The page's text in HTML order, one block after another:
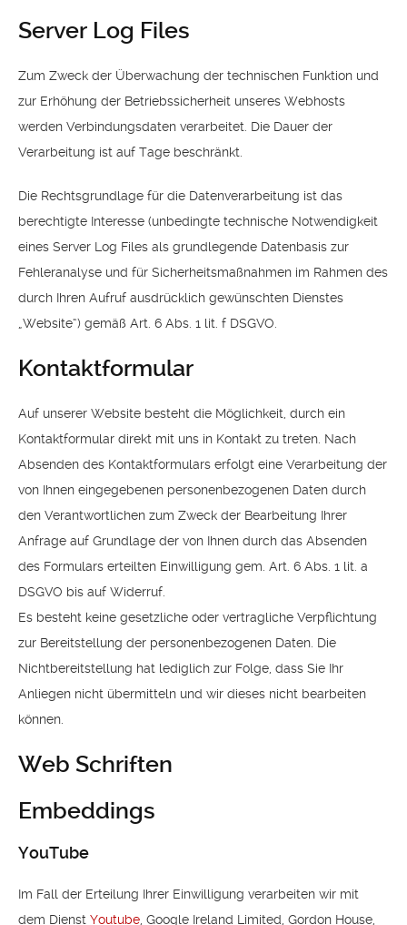
Server Log Files
Zum Zweck der Überwachung der technischen Funktion und
zur Erhöhung der Betriebssicherheit unseres Webhosts
werden Verbindungsdaten verarbeitet. Die Dauer der
Verarbeitung ist auf Tage beschränkt.
Die Rechtsgrundlage für die Datenverarbeitung ist das
berechtigte Interesse (unbedingte technische Notwendigkeit
eines Server Log Files als grundlegende Datenbasis zur
Fehleranalyse und für Sicherheitsmaßnahmen im Rahmen des
durch Ihren Aufruf ausdrücklich gewünschten Dienstes
„Website“) gemäß Art. 6 Abs. 1 lit. f DSGVO.
Kontaktformular
Auf unserer Website besteht die Möglichkeit, durch ein
Kontaktformular direkt mit uns in Kontakt zu treten. Nach
Absenden des Kontaktformulars erfolgt eine Verarbeitung der
von Ihnen eingegebenen personenbezogenen Daten durch
den Verantwortlichen zum Zweck der Bearbeitung Ihrer
Anfrage auf Grundlage der von Ihnen durch das Absenden
des Formulars erteilten Einwilligung gem. Art. 6 Abs. 1 lit. a
DSGVO bis auf Widerruf.
Es besteht keine gesetzliche oder vertragliche Verpflichtung
zur Bereitstellung der personenbezogenen Daten. Die
Nichtbereitstellung hat lediglich zur Folge, dass Sie Ihr
Anliegen nicht übermitteln und wir dieses nicht bearbeiten
können.
Web Schriften
Embeddings
YouTube
Im Fall der Erteilung Ihrer Einwilligung verarbeiten wir mit
dem Dienst Youtube , Google Ireland Limited, Gordon House,